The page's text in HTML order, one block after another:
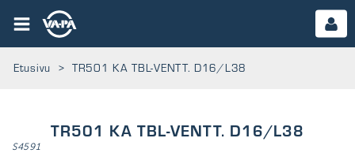
Etusivu > TR501 KA TBL-VENTT. D16/L38
TR501 KA TBL-VENTT. D16/L38
S4591